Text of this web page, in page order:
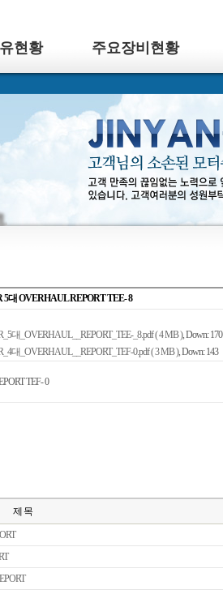
현황 주요장비현황
대 OVERHAUL REPORT TEE- 8
대_OVERHAUL__REPORT_TEE-_8.pdf ( 4 MB ), Down: 170
대_OVERHAUL__REPORT_TEF-0.pdf ( 3 MB ), Down: 143
TEF- 0
제 목